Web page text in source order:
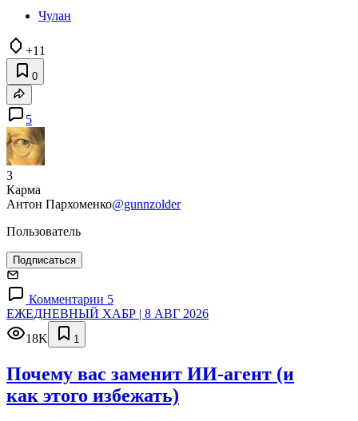
Чулан
+11
0
5
3
Карма
Антон Пархоменко@gunnzolder
Пользователь
Подписаться
Комментарии 5
ЕЖЕДНЕВНЫЙ ХАБР | 8 АВГ 2026
18K
1
Почему вас заменит ИИ‑агент (и
как этого избежать)